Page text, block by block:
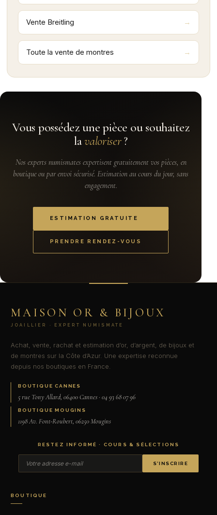
Vente Breitling
Toute la vente de montres
Vous possédez une pièce ou souhaitez
lavaloriser?
Nos experts numismates expertisent gratuitement vos pièces, en
boutique ou par envoi sécurisé. Estimation au cours du jour, sans
engagement.
ESTIMATION GRATUITE
PRENDRE RENDEZ-VOUS
MAISON OR & BIJOUX
JOAILLIER · EXPERT NUMISMATE
Achat, vente, rachat et estimation d’or, d’argent, de bijoux et
de montres sur la Côte d’Azur. Une expertise reconnue
depuis nos boutiques en France.
BOUTIQUE CANNES
5 rue Tony Allard, 06400 Cannes · 04 93 68 07 96
BOUTIQUE MOUGINS
1198 Av. Font-Roubert, 06250 Mougins
RESTEZ INFORMÉ · COURS & SÉLECTIONS
S’INSCRIRE
BOUTIQUE